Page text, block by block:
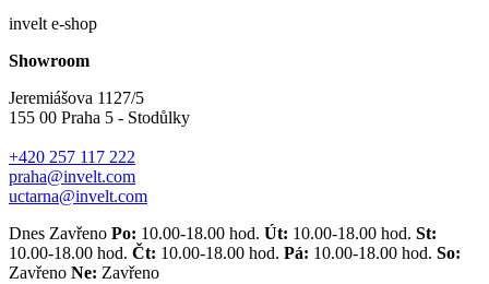
invelt e-shop
Showroom
Jeremiášova 1127/5
155 00 Praha 5 - Stodůlky
+420 257 117 222
praha@invelt.com
uctarna@invelt.com
Dnes Zavřeno Po: 10.00-18.00 hod. Út: 10.00-18.00 hod. St:
10.00-18.00 hod. Čt: 10.00-18.00 hod. Pá: 10.00-18.00 hod. So:
Zavřeno Ne: Zavřeno